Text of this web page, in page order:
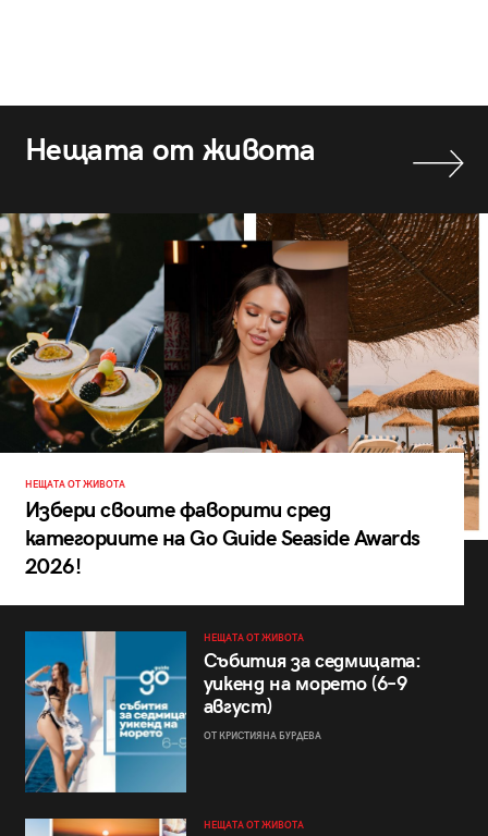
Нещата от живота
НЕЩАТА ОТ ЖИВОТА
Избери своите фаворити сред
категориите на Go Guide Seaside Awards
2026!
НЕЩАТА ОТ ЖИВОТА
Събития за седмицата:
уикенд на морето (6–9
август)
ОТ КРИСТИЯНА БУРДЕВА
НЕЩАТА ОТ ЖИВОТА